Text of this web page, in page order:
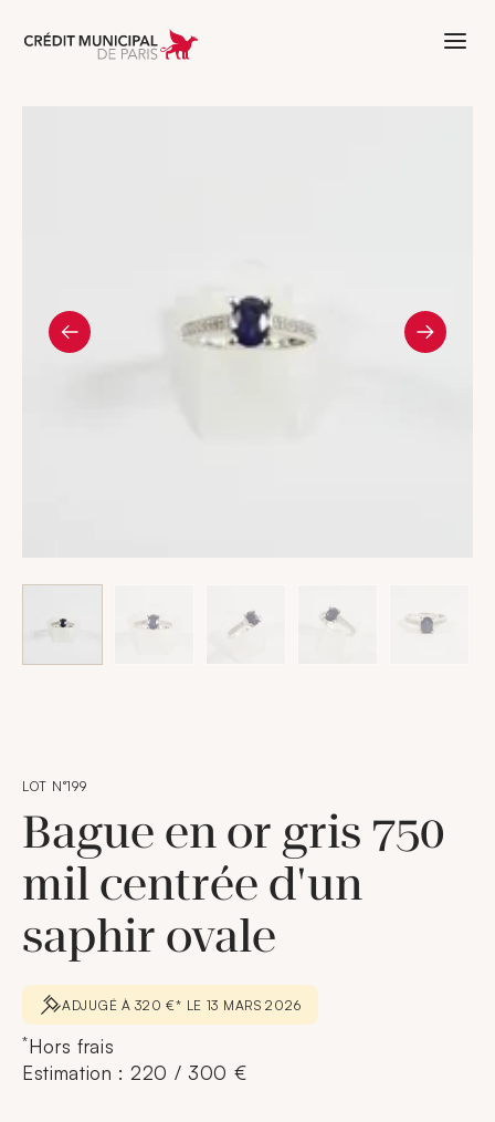
Aller à l'accueil de Crédit Municipal
LOT N°199
Bague en or gris 750
mil centrée d'un
saphir ovale
ADJUGÉ À 320 €* LE 13 MARS 2026
*Hors frais
Estimation : 220 / 300 €